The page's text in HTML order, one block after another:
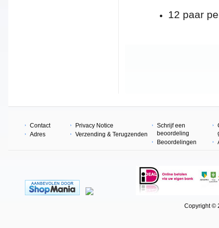
12 paar
Contact
Adres
Privacy Notice
Verzending & Terugzenden
Schrijf een
beoordeling
Beoordelingen
Copyright ©